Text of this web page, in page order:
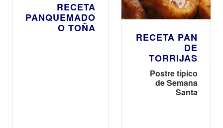
RECETA
PANQUEMADO
O TOÑA
RECETA PAN
DE
TORRIJAS
Postre típico
de Semana
Santa